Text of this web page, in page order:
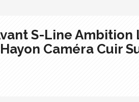
S-Line Ambition
Caméra Cuir